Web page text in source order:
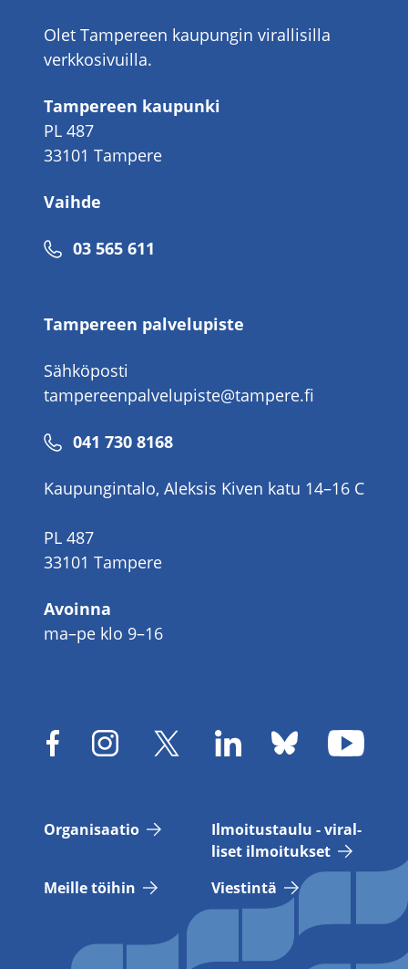
Olet Tampereen kaupungin virallisilla
verkkosivuilla.
Tampereen kaupunki
PL 487
33101 Tampere
Vaihde
Puhelinnumero
03 565 611
Tampereen palvelupiste
Sähköposti
tampereenpalvelupiste@tampere.fi
Puhelinnumero
041 730 8168
Kaupungintalo, Aleksis Kiven katu 14–16 C
PL 487
33101 Tampere
Avoinna
ma–pe klo 9–16
Or­ga­ni­saa­tio
Il­moi­tus­tau­lu - vi­ral­
li­set il­moi­tuk­set
Meil­le töi­hin
Vies­tin­tä